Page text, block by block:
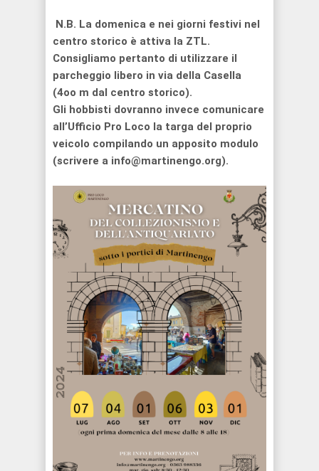
N.B. La domenica e nei giorni festivi nel
centro storico è attiva la ZTL.
Consigliamo pertanto di utilizzare il
parcheggio libero in via della Casella
(4oo m dal centro storico).
Gli hobbisti dovranno invece comunicare
all’Ufficio Pro Loco la targa del proprio
veicolo compilando un apposito modulo
(scrivere a info@martinengo.org).